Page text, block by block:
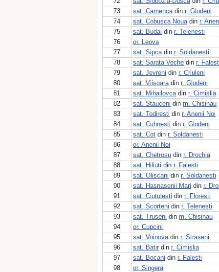
73
sat. Camencadin r. Glodeni
74
sat. Cobusca Nouadin r.
75
sat. Budai din r. Telenesti
76
or. Leova
77
sat. Sipcadin r. Soldanesti
78
sat. Sarata Veche din r.
79
sat. Jevreni din r. Criuleni
80
sat. Viisoaradin r. Glodeni
81
sat. Mihailovcadin r. Cimislia
82
sat. Stauceni din m. Chisinau
83
sat. Todiresti din r. Anenii Noi
84
sat. Cuhnesti din r. Glodeni
85
sat. Cot din r. Soldanesti
86
or. Anenii Noi
87
sat. Chetrosu din r. Drochia
88
sat. Hiliuti din r. Falesti
89
sat. Oliscani din r. Soldanesti
90
sat. Hasnasenii Mari din r.
91
sat. Ciutulesti din r. Floresti
92
sat. Scorteni din r. Telenesti
93
sat. Truseni din m. Chisinau
94
or. Cupcini
95
sat. Voinovadin r. Straseni
96
sat. Batir din r. Cimislia
97
sat. Bocani din r. Falesti
98
or. Singera